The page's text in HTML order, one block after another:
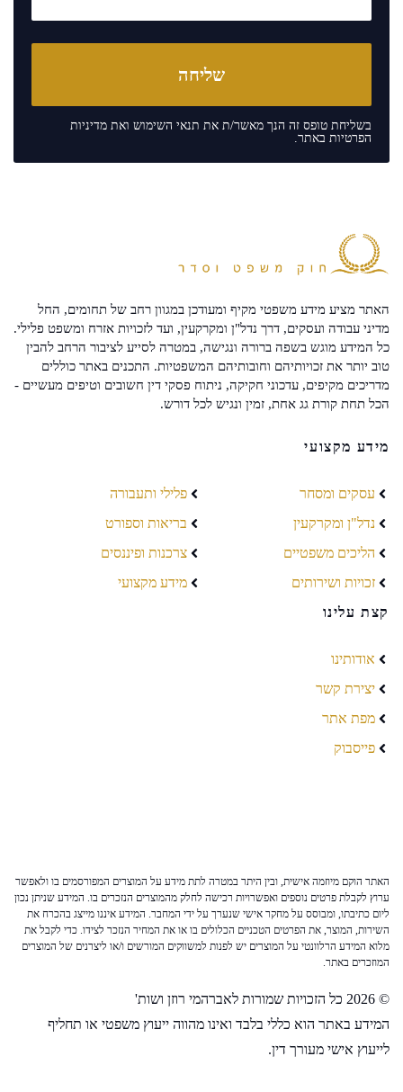
בשליחת טופס זה הנך מאשר/ת את תנאי השימוש ואת מדיניות
הפרטיות באתר.
האתר מציע מידע משפטי מקיף ומעודכן במגוון רחב של תחומים, החל
מדיני עבודה ועסקים, דרך נדל"ן ומקרקעין, ועד לזכויות אזרח ומשפט פלילי.
כל המידע מוגש בשפה ברורה ונגישה, במטרה לסייע לציבור הרחב להבין
טוב יותר את זכויותיהם וחובותיהם המשפטיות. התכנים באתר כוללים
מדריכים מקיפים, עדכוני חקיקה, ניתוח פסקי דין חשובים וטיפים מעשיים -
הכל תחת קורת גג אחת, זמין ונגיש לכל דורש.
מידע מקצועי
עסקים ומסחר
נדל"ן ומקרקעין
הליכים משפטיים
זכויות ושירותים
פלילי ותעבורה
בריאות וספורט
צרכנות ופיננסים
מידע מקצועי
קצת עלינו
אודותינו
יצירת קשר
מפת אתר
פייסבוק
האתר הוקם מיוזמה אישית, ובין היתר במטרה לתת מידע על המוצרים המפורסמים בו ולאפשר
ערוץ לקבלת פרטים נוספים ואפשרויות רכישה לחלק מהמוצרים הנזכרים בו. המידע שניתן נכון
ליום כתיבתו, ומבוסס על מחקר אישי שנערך על ידי המחבר. המידע איננו מייצג בהכרח את
השירות, המוצר, את הפרטים הטכניים הכלולים בו או את המחיר הנזכר לצידו. כדי לקבל את
מלוא המידע הרלוונטי על המוצרים יש לפנות למשווקים המורשים ו/או ליצרנים של המוצרים
המוזכרים באתר.
© 2026 כל הזכויות שמורות לאברהמי רוזן ושות'
המידע באתר הוא כללי בלבד ואינו מהווה ייעוץ משפטי או תחליף
לייעוץ אישי מעורך דין.